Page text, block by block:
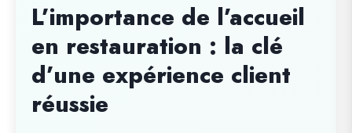
L’importance de l’accueil
en restauration : la clé
d’une expérience client
réussie